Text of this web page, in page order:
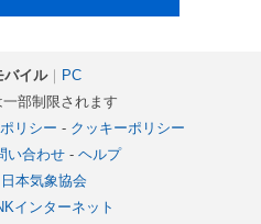
バイル｜ PC
部制限されます
リシー - クッキーポリシー
い合わせ- ヘルプ
日本気象協会
インターネット